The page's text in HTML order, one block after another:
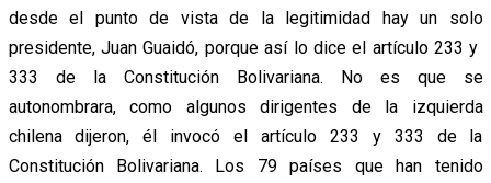
desde el punto de vista de la legitimidad hay un solo
presidente, Juan Guaidó, porque así lo dice el artículo 233 y
333 de la Constitución Bolivariana. No es que se
autonombrara, como algunos dirigentes de la izquierda
chilena dijeron, él invocó el artículo 233 y 333 de la
Constitución Bolivariana. Los 79 países que han tenido